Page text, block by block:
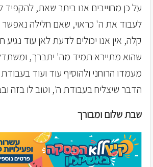
על כן מחוייבים אנו ביתר שאת, להקפיד
לעבוד את ה' כראוי, שאם חלילה נאפשר
קלה, אין אנו יכולים לדעת לאן עוד
שהוא מתיירא תמיד מה' יתברך,
מעמדו הרוחני ולהוסיף עוד ועוד
הדבר שיצליח בעבודת ה', וטוב לו בזה
שבת שלום ומבורך